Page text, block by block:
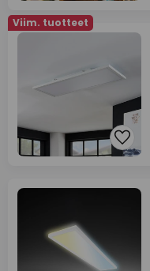
Viim. tuotteet